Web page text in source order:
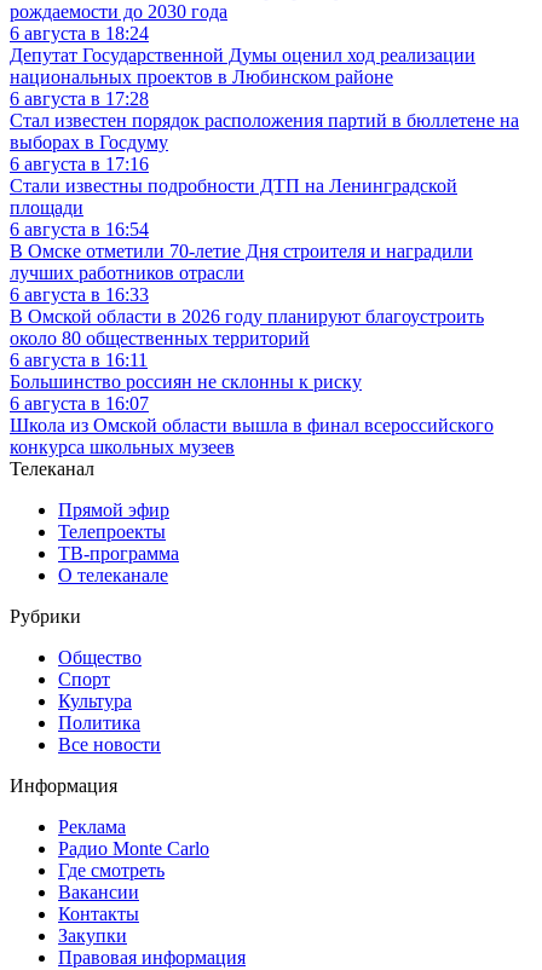
рождаемости до 2030 года
6 августа в 18:24
Депутат Государственной Думы оценил ход реализации
национальных проектов в Любинском районе
6 августа в 17:28
Стал известен порядок расположения партий в бюллетене на
выборах в Госдуму
6 августа в 17:16
Стали известны подробности ДТП на Ленинградской
площади
6 августа в 16:54
В Омске отметили 70-летие Дня строителя и наградили
лучших работников отрасли
6 августа в 16:33
В Омской области в 2026 году планируют благоустроить
около 80 общественных территорий
6 августа в 16:11
Большинство россиян не склонны к риску
6 августа в 16:07
Школа из Омской области вышла в финал всероссийского
конкурса школьных музеев
Телеканал
Прямой эфир
Телепроекты
ТВ-программа
О телеканале
Рубрики
Общество
Спорт
Культура
Политика
Все новости
Информация
Реклама
Радио Monte Carlo
Где смотреть
Вакансии
Контакты
Закупки
Правовая информация